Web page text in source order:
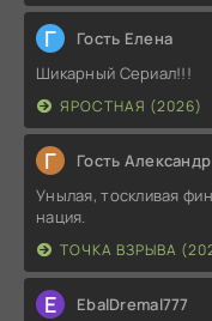
Г Гость Елена
Шикарный Сериал!!!
ЯРОСТНАЯ (2026)
Г Гость Александр
Унылая, тоскливая
нация.
ТОЧКА ВЗРЫВА
E EbalDremal777